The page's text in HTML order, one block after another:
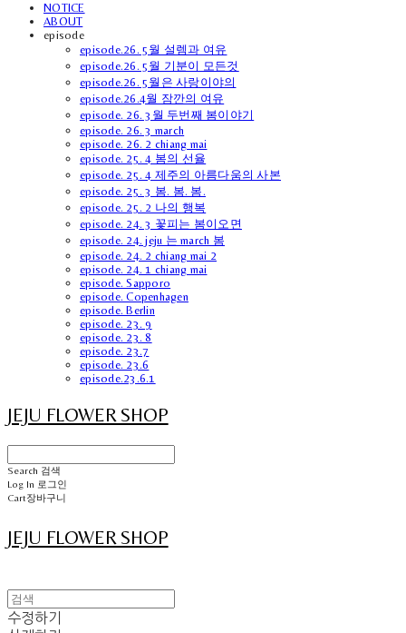
NOTICE
ABOUT
episode
episode.26. 5월 설렘과 여유
episode.26. 5월 기분이 모든것
episode.26. 5월은 사랑이야의
episode.26.4월 잠깐의 여유
episode. 26. 3월 두번째 봄이야기
episode. 26. 3 march
episode. 26. 2 chiang mai
episode. 25. 4 봄의 선율
episode. 25. 4 제주의 아름다움의 사본
episode. 25. 3 봄. 봄. 봄.
episode. 25. 2 나의 행복
episode. 24. 3 꽃피는 봄이오면
episode. 24. jeju 는 march 봄
episode. 24. 2 chiang mai 2
episode. 24. 1 chiang mai
episode. Sapporo
episode. Copenhagen
episode. Berlin
episode. 23. 9
episode. 23. 8
episode. 23.7
episode. 23.6
episode.23.6.1
JEJU FLOWER SHOP
Search 검색
Log In 로그인
Cart장바구니
JEJU FLOWER SHOP
수정하기